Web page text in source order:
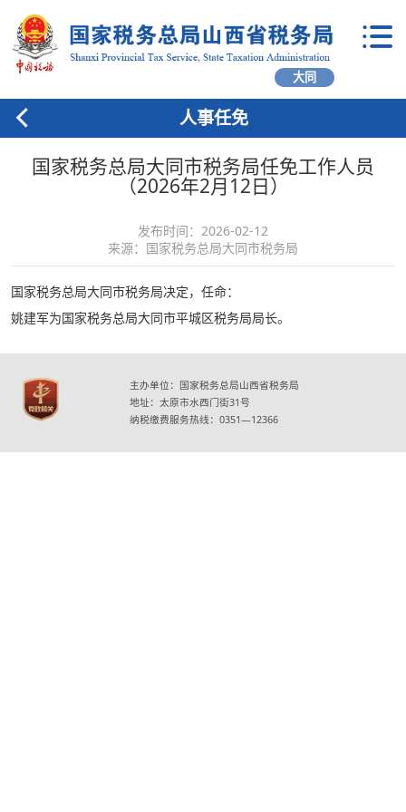
大同
人事任免
国家税务总局大同市税务局任免工作人员
（2026年2月12日）
发布时间：2026-02-12
来源：国家税务总局大同市税务局
国家税务总局大同市税务局决定，任命：
姚建军为国家税务总局大同市平城区税务局局长。
主办单位：国家税务总局山西省税务局
地址：太原市水西门街31号
纳税缴费服务热线：0351—12366